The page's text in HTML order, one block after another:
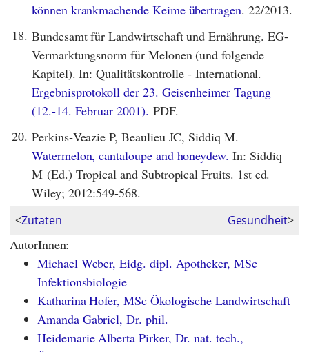
können krankmachende Keime übertragen. 22/2013.
18. Bundesamt für Landwirtschaft und Ernährung. EG-
Vermarktungsnorm für Melonen (und folgende
Kapitel). In: Qualitätskontrolle - International.
Ergebnisprotokoll der 23. Geisenheimer Tagung
(12.-14. Februar 2001). PDF.
20. Perkins‐Veazie P, Beaulieu JC, Siddiq M.
Watermelon, cantaloupe and honeydew. In: Siddiq
M (Ed.) Tropical and Subtropical Fruits. 1st ed.
Wiley; 2012:549-568.
<Zutaten Gesundheit>
AutorInnen:
Michael Weber, Eidg. dipl. Apotheker, MSc
Infektionsbiologie
Katharina Hofer, MSc Ökologische Landwirtschaft
Amanda Gabriel, Dr. phil.
Heidemarie Alberta Pirker, Dr. nat. tech.,